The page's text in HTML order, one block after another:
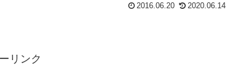
2016.06.20 2020.06.14
リンク